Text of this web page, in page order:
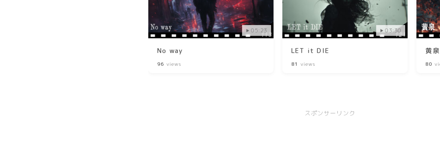
05:23
No way
96 views
03:30
LET it DIE
81 views
黄泉
80
スポンサーリンク